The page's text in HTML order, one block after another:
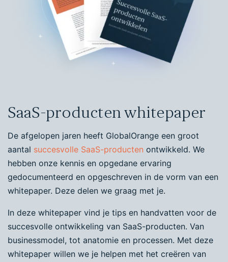
SaaS-producten whitepaper
De afgelopen jaren heeft GlobalOrange een groot
aantal succesvolle SaaS-producten ontwikkeld. We
hebben onze kennis en opgedane ervaring
gedocumenteerd en opgeschreven in de vorm van een
whitepaper. Deze delen we graag met je.
In deze whitepaper vind je tips en handvatten voor de
succesvolle ontwikkeling van SaaS-producten. Van
businessmodel, tot anatomie en processen. Met deze
whitepaper willen we je helpen met het creëren van